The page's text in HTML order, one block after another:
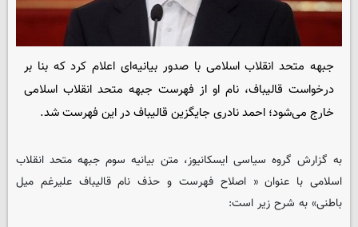
جبهه متحد انقلاب اسلامی با صدور بیانیه‌ای اعلام کرد که بنا بر
درخواست قالیباف، نام او از فهرست جبهه متحد انقلاب اسلامی
خارج می‌شود؛ احمد نادری جایگزین قالیباف در این فهرست شد.
به گزارش گروه سیاسیایسکانیوز، متن بیانیه سوم جبهه متحد انقلاب
اسلامی با عنوان « اصلاح فهرست و حذف نام قالیباف علیرغم میل
باطنی» به شرح زیر است: